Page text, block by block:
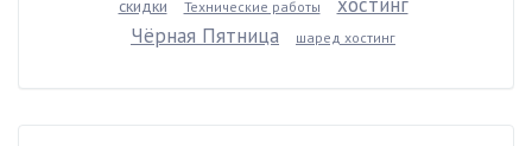
скидки
Технические работы
Чёрная Пятница
шаред хостинг